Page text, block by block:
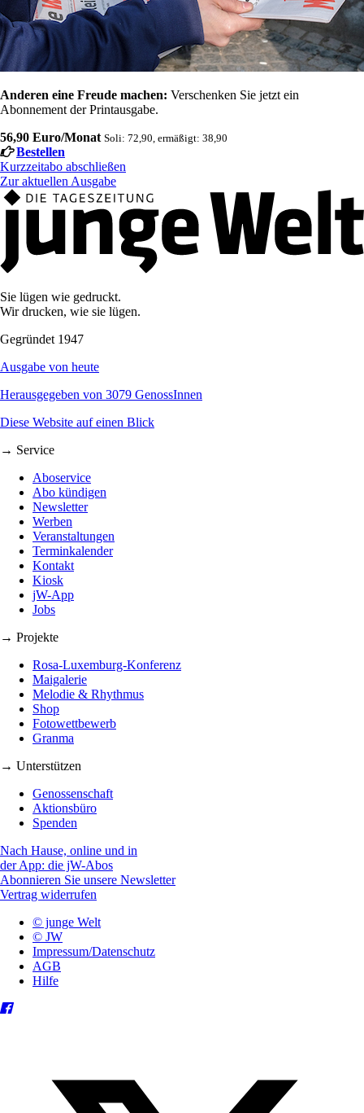
Anderen eine Freude machen: Verschenken Sie jetzt ein
Abonnement der Printausgabe.
56,90 Euro/Monat Soli: 72,90, ermäßigt: 38,90
Bestellen
Kurzzeitabo abschließen
Zur aktuellen Ausgabe
Sie lügen wie gedruckt.
Wir drucken, wie sie lügen.
Gegründet 1947
Ausgabe von heute
Herausgegeben von 3079 GenossInnen
Diese Website auf einen Blick
→ Service
Aboservice
Abo kündigen
Newsletter
Werben
Veranstaltungen
Terminkalender
Kontakt
Kiosk
jW-App
Jobs
→ Projekte
Rosa-Luxemburg-Konferenz
Maigalerie
Melodie & Rhythmus
Shop
Fotowettbewerb
Granma
→ Unterstützen
Genossenschaft
Aktionsbüro
Spenden
Nach Hause, online und in
der App: die jW-Abos
Abonnieren Sie unsere Newsletter
Vertrag widerrufen
© junge Welt
© JW
Impressum/Datenschutz
AGB
Hilfe